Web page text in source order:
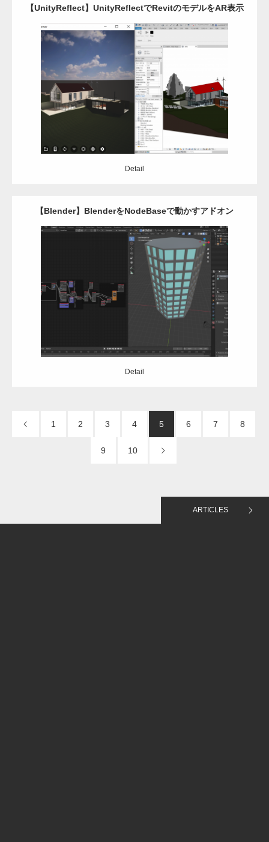
【UnityReflect】UnityReflectでRevitのモデルをAR表示
2020.10.13
Category:Revit Unity XR
Detail
Detail
【Blender】BlenderをNodeBaseで動かすアドオン
Sverchokのご紹介
Update:2020.10.8
Category:アドイン メッシュ モデリング アドイン オープンソース
Detail
Detail
1 2 3 4 5 6 7 8
9 10
ARTICLES